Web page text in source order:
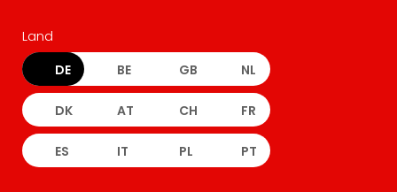
Land
DE BE GB NL
DK AT CH FR
ES IT PL PT